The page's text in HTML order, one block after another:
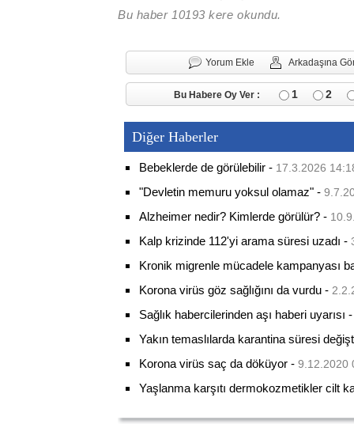
Bu haber 10193 kere okundu.
Yorum Ekle Arkadaşına
Bu Habere Oy Ver : 1 2
Diğer Haberler
Bebeklerde de görülebilir - 17.3.2026
"Devletin memuru yoksul olamaz" -
Alzheimer nedir? Kimlerde görülür? -
Kalp krizinde 112'yi arama süresi uzadı -
Kronik migrenle mücadele kampanyası
Korona virüs göz sağlığını da vurdu -
Sağlık habercilerinden aşı haberi uyarısı
Yakın temaslılarda karantina süresi
Korona virüs saç da döküyor - 9.12.2020
Yaşlanma karşıtı dermokozmetikler cilt